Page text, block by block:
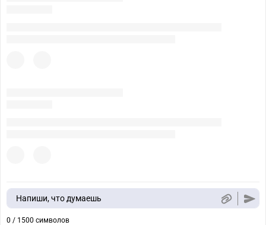
Напиши, что думаешь
0 / 1500 символов